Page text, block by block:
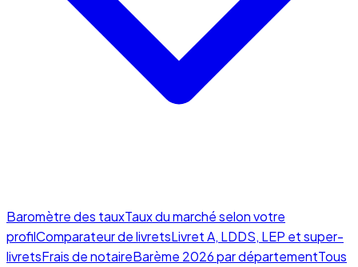
Baromètre des tauxTaux du marché selon votre
profilComparateur de livretsLivret A, LDDS, LEP et super-
livretsFrais de notaireBarème 2026 par départementTous